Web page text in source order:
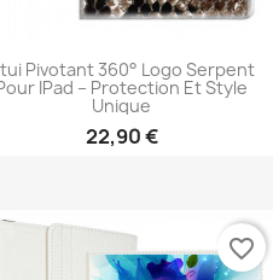
Pivotant 360° Logo Serpent
IPad – Protection Et Style
Unique
22,90 €
favorite_border